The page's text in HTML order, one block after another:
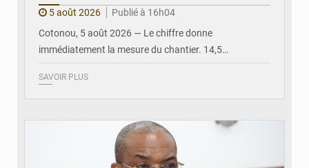
5 août 2026
Publié à 16h04
Cotonou, 5 août 2026 — Le chiffre donne
immédiatement la mesure du chantier. 14,5…
SAVOIR PLUS